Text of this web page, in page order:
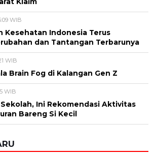
Ini Rekomendasi Aktivitas
Bareng Si Kecil
Rakyat 2026
Nama dan Arti
WIB
di Balik Tagihan